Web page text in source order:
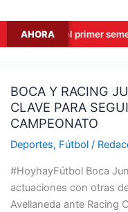
AHORA
en el primer
BOCA Y RACING
CLAVE PARA
CAMPEONATO
Deportes, Fútbol/
#HoyhayFútbol Boca
actuaciones con otras
Avellaneda ante Racing
BOCA
Y
RACING
JUEGAN
UN
CLÁSICO
CLAVE